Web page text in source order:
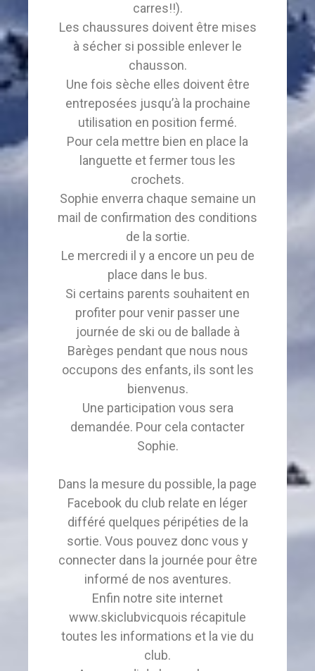
carres!!).
Les chaussures doivent être mises
à sécher si possible enlever le
chausson.
Une fois sèche elles doivent être
entreposées jusqu’à la prochaine
utilisation en position fermé.
Pour cela mettre bien en place la
languette et fermer tous les
crochets.
Sophie enverra chaque semaine un
mail de confirmation des conditions
de la sortie.
Le mercredi il y a encore un peu de
place dans le bus.
Si certains parents souhaitent en
profiter pour venir passer une
journée de ski ou de ballade à
Barèges pendant que nous nous
occupons des enfants, ils sont les
bienvenus.
Une participation vous sera
demandée. Pour cela contacter
Sophie.
Dans la mesure du possible, la page
Facebook du club relate en léger
différé quelques péripéties de la
sortie. Vous pouvez donc vous y
connecter dans la journée pour être
informé de nos aventures.
Enfin notre site internet
www.skiclubvicquois récapitule
toutes les informations et la vie du
club.